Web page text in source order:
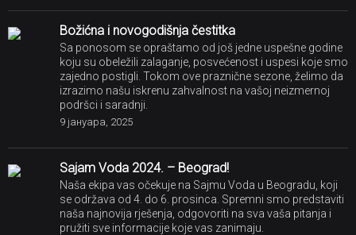
Božićna i novogodišnja čestitka
Sa ponosom se opraštamo od još jedne uspešne godine
koju su obeležili zalaganje, posvećenost i uspesi koje smo
zajedno postigli. Tokom ove praznične sezone, želimo da
izrazimo našu iskrenu zahvalnost na vašoj neizmernoj
podršci i saradnji.
9 јануара, 2025
Sajam Voda 2024. – Beograd!
Naša ekipa vas očekuje na Sajmu Voda u Beogradu, koji
se održava od 4. do 6. prosinca. Spremni smo predstaviti
naša najnovija rješenja, odgovoriti na sva vaša pitanja i
pružiti sve informacije koje vas zanimaju.